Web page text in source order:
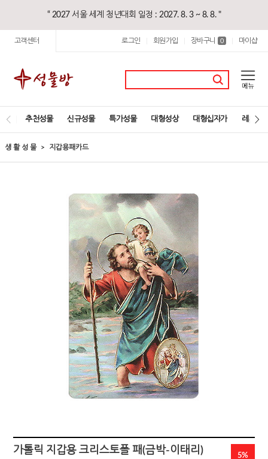
“ 2027 서울 세계 청년대회 일정 : 2027. 8. 3 ~ 8. 8. "
고객센터 로그인 회원가입 장바구니 0 마이샵
추천성물 신규성물 특가성물 대형성상 대형십자가 레지오
생 활 성 물 지갑용패카드
가톨릭 지갑용 크리스토폴 패(금박-이태리) 5%